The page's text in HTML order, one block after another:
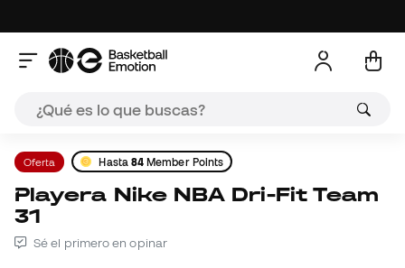
Oferta Hasta 84 Member Points
Playera Nike NBA Dri-Fit Team
31
Sé el primero en opinar